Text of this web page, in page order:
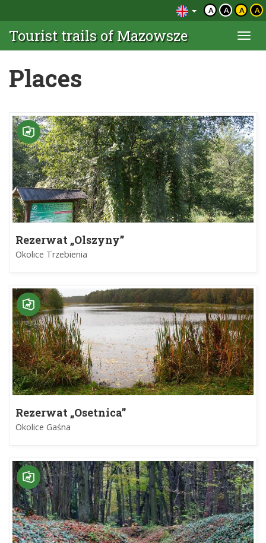
A A A A
Tourist trails of Mazowsze
Places
Rezerwat „Olszyny”
Okolice Trzebienia
Rezerwat „Osetnica”
Okolice Gaśna